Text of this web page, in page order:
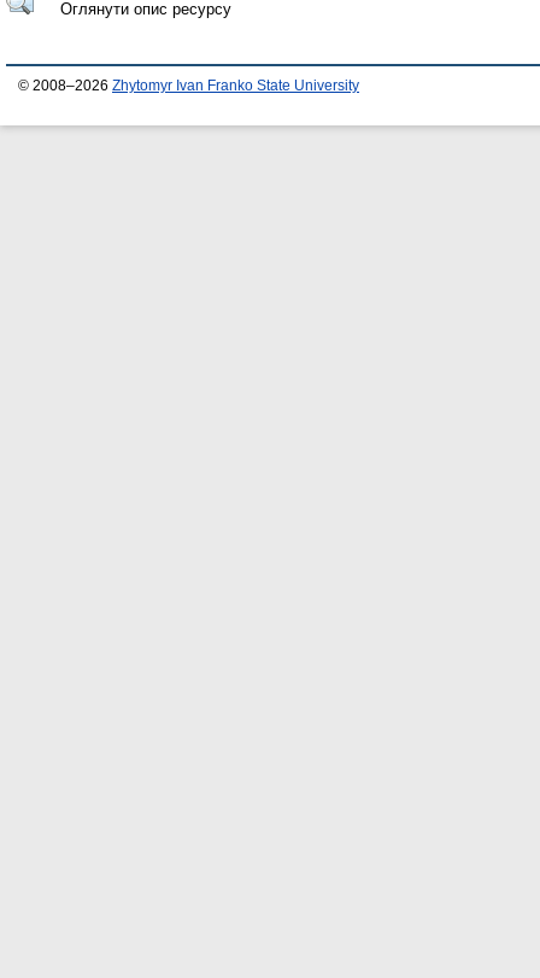
Оглянути опис ресурсу
© 2008–2026 Zhytomyr Ivan Franko State University